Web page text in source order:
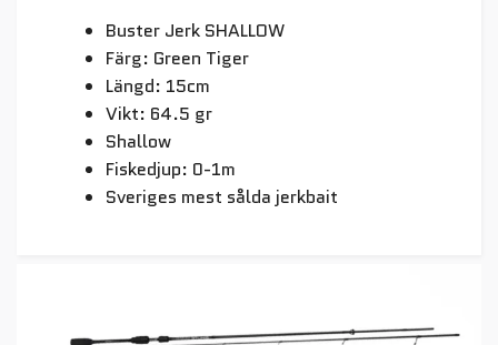
Buster Jerk SHALLOW
Färg: Green Tiger
Längd: 15cm
Vikt: 64.5 gr
Shallow
Fiskedjup: 0-1m
Sveriges mest sålda jerkbait